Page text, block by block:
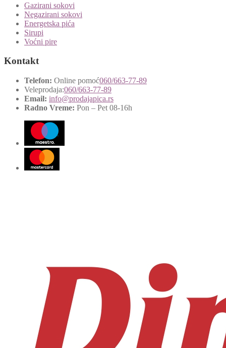
Gazirani sokovi
Negazirani sokovi
Energetska pića
Sirupi
Voćni pire
Kontakt
Telefon: Online pomoć060/663-77-89
Veleprodaja:060/663-77-89
Email: info@prodajapica.rs
Radno Vreme: Pon – Pet 08-16h